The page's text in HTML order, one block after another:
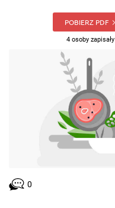
POBIERZ PDF
4 osoby zapisały
0